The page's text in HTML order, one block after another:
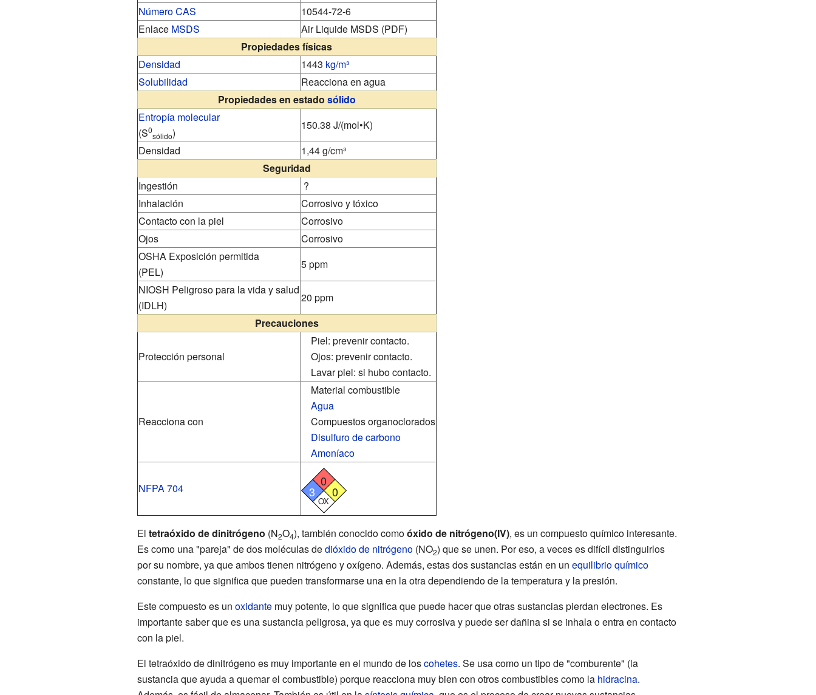
Número CAS
10544-72-6
Enlace MSDS
Air Liquide MSDS (PDF)
Propiedades físicas
Densidad
1443 kg/m³
Solubilidad
Reacciona en agua
Propiedades en estado sólido
Entropía molecular
(S0
sólido)
150.38 J/(mol•K)
Densidad
1,44 g/cm³
Seguridad
Ingestión
?
Inhalación
Corrosivo y tóxico
Contacto con la piel
Corrosivo
Ojos
Corrosivo
OSHA Exposición permitida
(PEL)
5 ppm
NIOSH Peligroso para la vida y salud
(IDLH)
20 ppm
Precauciones
Protección personal
Piel: prevenir contacto.
Ojos: prevenir contacto.
Lavar piel: si hubo contacto.
Reacciona con
Material combustible
Agua
Compuestos organoclorados
Disulfuro de carbono
Amoníaco
NFPA 704 0
3 0
OX
El tetraóxido de dinitrógeno (N2O4), también conocido comoóxido de nitrógeno(IV), es un compuesto químico interesante.
Es como una "pareja" de dos moléculas dedióxido de nitrógeno(NO2) que se unen. Por eso, a veces es difícil distinguirlos
por su nombre, ya que ambos tienen nitrógeno y oxígeno. Además, estas dos sustancias están en un equilibrio químico
constante, lo que significa que pueden transformarse una en la otra dependiendo de la temperatura y la presión.
Este compuesto es un oxidantemuy potente, lo que significa que puede hacer que otras sustancias pierdan electrones. Es
importante saber que es una sustancia peligrosa, ya que es muy corrosiva y puede ser dañina si se inhala o entra en contacto
con la piel.
El tetraóxido de dinitrógeno es muy importante en el mundo de loscohetes. Se usa como un tipo de "comburente" (la
sustancia que ayuda a quemar el combustible) porque reacciona muy bien con otros combustibles como la hidracina.